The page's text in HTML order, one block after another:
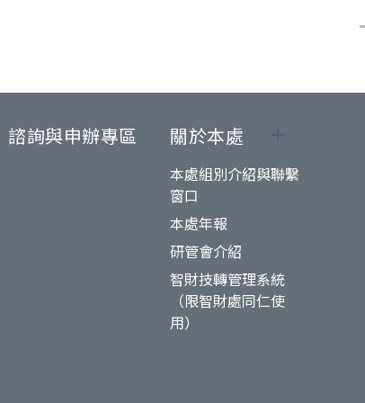
諮詢與申辦專區 關於本處
本處組別介紹與聯繫
窗口
本處年報
研管會介紹
智財技轉管理系統
（限智財處同仁使
用）